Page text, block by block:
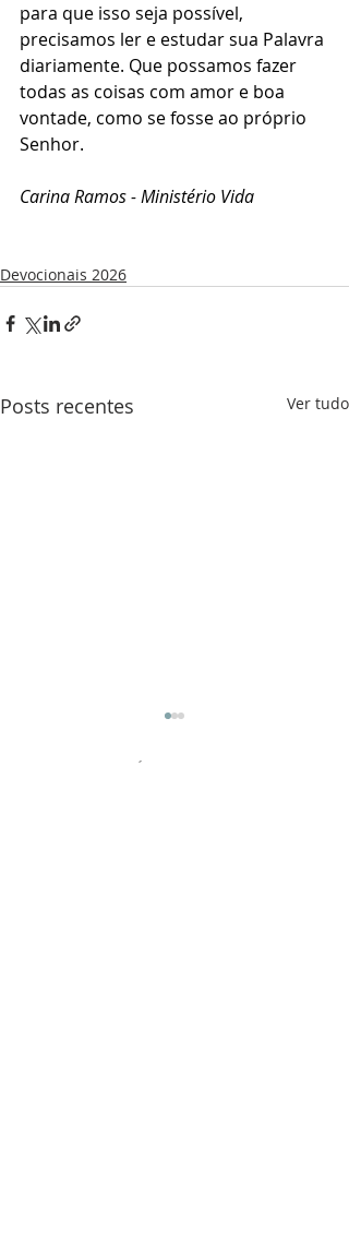
para que isso seja possível,
precisamos ler e estudar sua Palavra
diariamente. Que possamos fazer
todas as coisas com amor e boa
vontade, como se fosse ao próprio
Senhor.
Carina Ramos - Ministério Vida
Devocionais 2026
Posts recentes Ver tudo